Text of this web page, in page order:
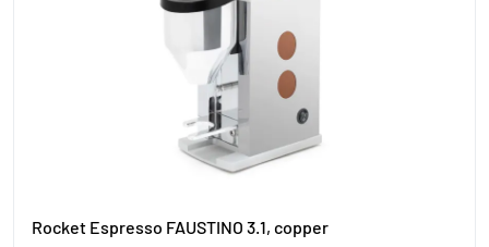
Rocket Espresso FAUSTINO 3.1, copper